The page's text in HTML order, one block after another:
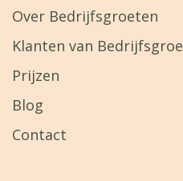
Over Bedrijfsgroeten
Klanten van
Prijzen
Blog
Contact